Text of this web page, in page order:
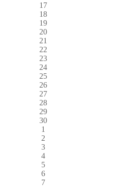
17
18
19
20
21
22
23
24
25
26
27
28
29
30
1
2
3
4
5
6
7